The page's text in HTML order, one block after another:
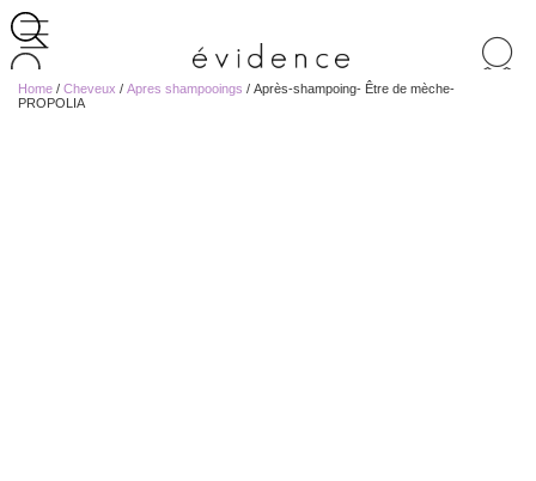
de
produits
Home / Cheveux / Apres shampooings / Après-shampoing- Être de mèche-
PROPOLIA